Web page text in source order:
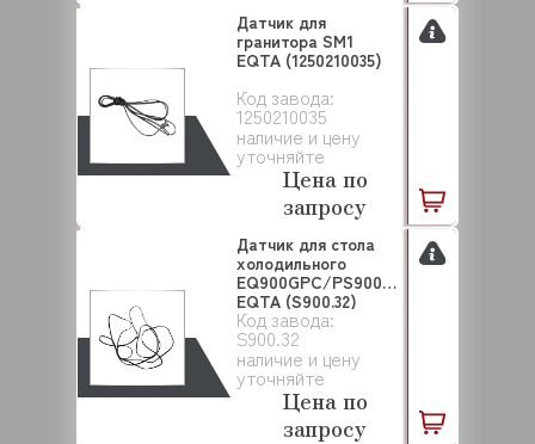
Код завода:
1250210035
наличие и цену
уточняйте
Датчик для
гранитора SM1
EQTA (1250210035)
Цена по
запросу
Код завода:
S900.32
наличие и цену
уточняйте
Датчик для стола
холодильного
EQ900GPC/PS900
EQTA (S900.32)
Цена по
запросу